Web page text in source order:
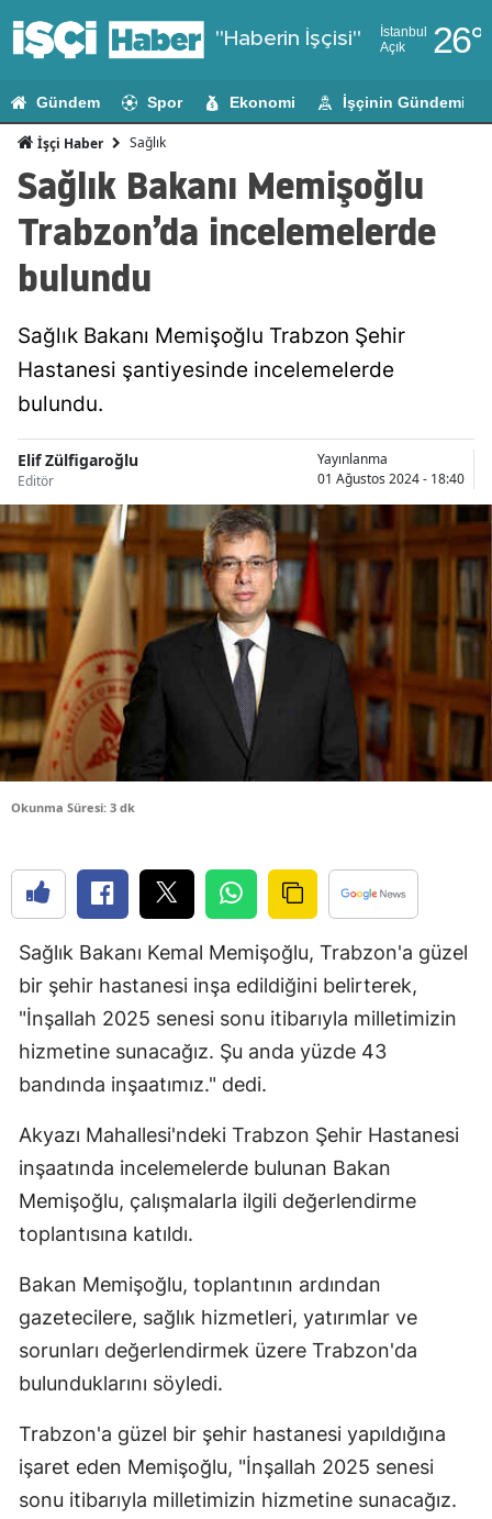
"Haberin İşçisi"
İstanbul
Açık
26°
Adıyaman
Ağrı
Amasya
Antalya
Balıkesir
Bingöl
Burdur
Çanakkale
Çorum
Denizli
Diyarbakır
Edirne
Erzurum
Eskişehir
Gümüşhane
Isparta
Mersin
Gündem Spor Ekonomi İşçinin Gündemi
İşçi Haber Sağlık
Sağlık Bakanı Memişoğlu
Trabzon’da incelemelerde
bulundu
Sağlık Bakanı Memişoğlu Trabzon Şehir
Hastanesi şantiyesinde incelemelerde
bulundu.
Elif Zülfigaroğlu
Editör
Yayınlanma
01 Ağustos 2024 - 18:40
Okunma Süresi: 3 dk
Sağlık Bakanı Kemal Memişoğlu, Trabzon'a güzel
bir şehir hastanesi inşa edildiğini belirterek,
"İnşallah 2025 senesi sonu itibarıyla milletimizin
hizmetine sunacağız. Şu anda yüzde 43
bandında inşaatımız." dedi.
Akyazı Mahallesi'ndeki Trabzon Şehir Hastanesi
inşaatında incelemelerde bulunan Bakan
Memişoğlu, çalışmalarla ilgili değerlendirme
toplantısına katıldı.
Bakan Memişoğlu, toplantının ardından
gazetecilere, sağlık hizmetleri, yatırımlar ve
sorunları değerlendirmek üzere Trabzon'da
bulunduklarını söyledi.
Trabzon'a güzel bir şehir hastanesi yapıldığına
işaret eden Memişoğlu, "İnşallah 2025 senesi
sonu itibarıyla milletimizin hizmetine sunacağız.